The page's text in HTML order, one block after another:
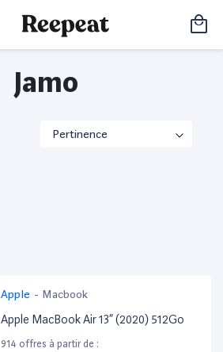
Jamo
Apple - Macbook
Apple MacBook Air 13” (2020) 512Go
914 offres à partir de :